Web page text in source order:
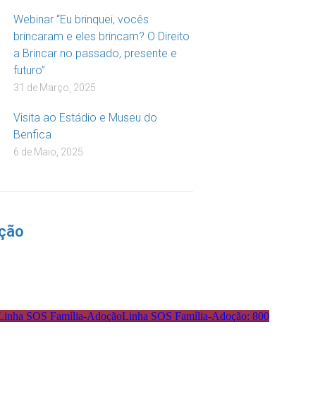
Webinar “Eu brinquei, vocês
brincaram e eles brincam? O Direito
a Brincar no passado, presente e
futuro”
31 de Março, 2025
Visita ao Estádio e Museu do
Benfica
6 de Maio, 2025
Linha SOS Família-Adoção: 800